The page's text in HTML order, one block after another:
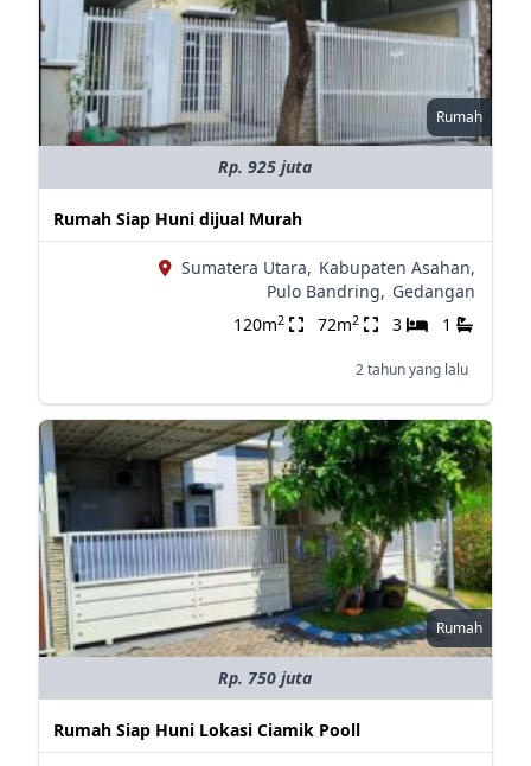
Rumah
Rp. 925 juta
Rumah Siap Huni dijual Murah
Sumatera Utara, Kabupaten Asahan,
Pulo Bandring, Gedangan
120m2 72m2 3 1
2 tahun yang lalu
Rumah
Rp. 750 juta
Rumah Siap Huni Lokasi Ciamik Pooll